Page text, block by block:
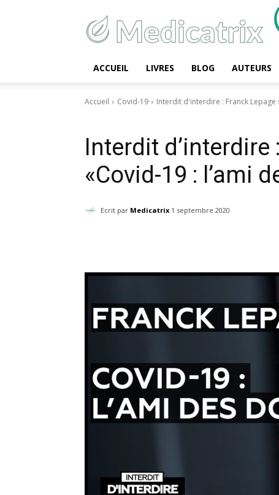
ACCUEIL LIVRES BLOG AUTEURS
Accueil Covid-19 Interdit d'interdire : Franck
Interdit
«Covid-19 : l’ami
Ecrit par Medicatrix 1 septembre 2020